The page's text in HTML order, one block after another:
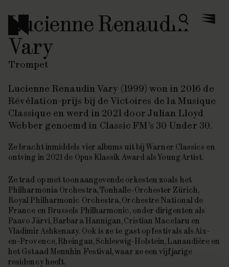
ZoekenMenu
Lucienne Renaudin
Vary
Trompet
Lucienne Renaudin Vary (1999) won in 2016 de
Révélation-prijs bij de Victoires de la Musique
Classique en werd in 2021 door Julian Lloyd
Webber genoemd in Classic FM’s 30 Under 30.
Ze bracht inmiddels vier albums uit bij Warner Classics en
ontving in 2021 de Opus Klassik Award als Young Artist.
Ze trad op met toonaangevende orkesten zoals het
Philharmonia Orchestra, Tonhalle-Orchester Zürich,
Royal Philharmonic Orchestra, Orchestre National de
France en Brussels Philharmonic, onder dirigenten als
Paavo Järvi, Barbara Hannigan, Cristian Macelaru en
Vladimir Ashkenazy. Ook is ze te gast op festivals als Aix-
en-Provence, Rheingau, Schleswig-Holstein, Lanaudière en
het Gstaad Menuhin Festival, waar ze een vijfjarige
residency heeft.